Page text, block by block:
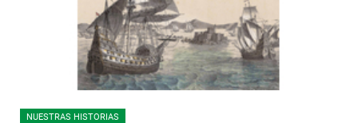
NUESTRAS HISTORIAS